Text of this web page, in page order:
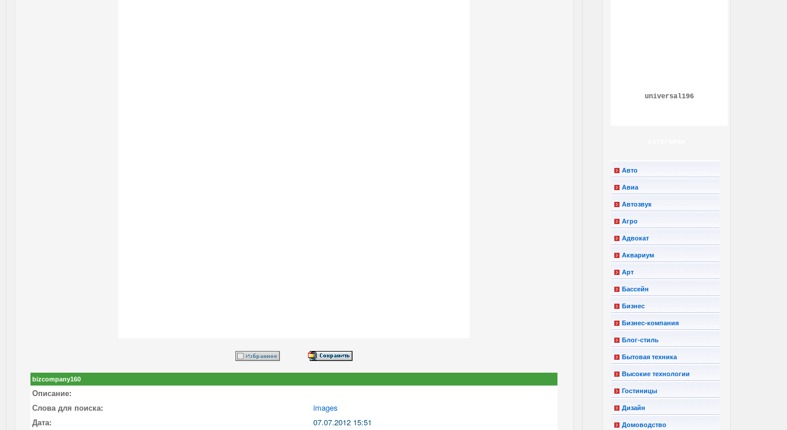
bizcompany160
Описание:
Слова для поиска:
images
Дата:
07.07.2012 15:51
universal196
Авто
Авиа
Автозвук
Агро
Адвокат
Аквариум
Арт
Бассейн
Бизнес
Бизнес-компания
Блог-стиль
Бытовая техника
Высокие технологии
Гостиницы
Дизайн
Домоводство